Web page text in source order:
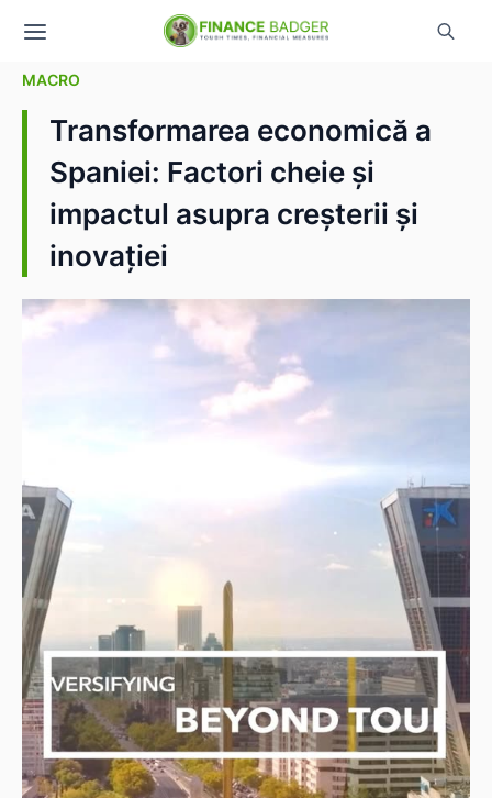
MACRO
Transformarea economică a
Spaniei: Factori cheie și
impactul asupra creșterii și
inovației